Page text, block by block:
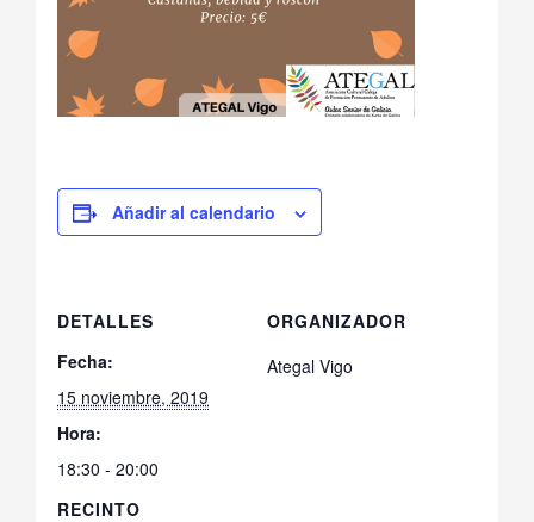
Añadir al calendario
DETALLES
Fecha:
15 noviembre, 2019
Hora:
18:30 - 20:00
RECINTO
ORGANIZADOR
Ategal Vigo